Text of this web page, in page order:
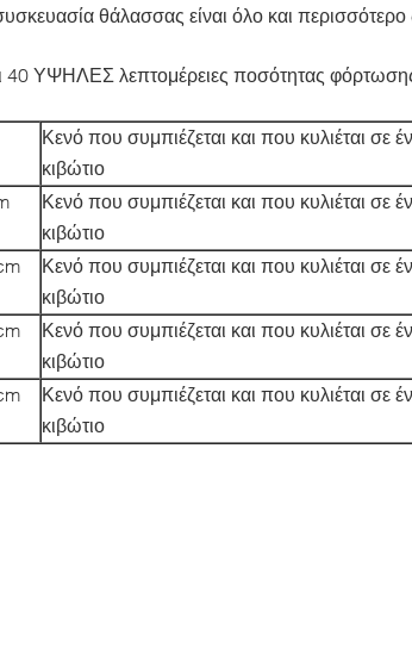
θάλασσας είναι όλο και περισσότερο
40 ΥΨΗΛΕΣ λεπτομέρειες ποσότητας
Κενό που συμπιέζεται και που κυλιέται σε
κιβώτιο
Κενό που συμπιέζεται και που κυλιέται σε
κιβώτιο
Κενό που συμπιέζεται και που κυλιέται σε
κιβώτιο
Κενό που συμπιέζεται και που κυλιέται σε
κιβώτιο
Κενό που συμπιέζεται και που κυλιέται σε
κιβώτιο